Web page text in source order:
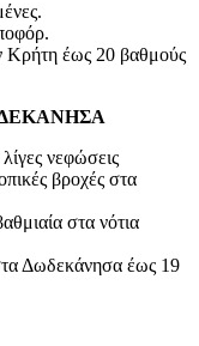
Κρήτη έως 20 βαθμούς
νεφώσεις
βροχές στα
στα νότια
Δωδεκάνησα έως 19